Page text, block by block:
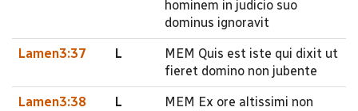
hominem in judicio suo
dominus ignoravit
Lamen3:37 L
MEM Quis est iste qui dixit ut
fieret domino non jubente
Lamen3:38 L
MEM Ex ore altissimi non